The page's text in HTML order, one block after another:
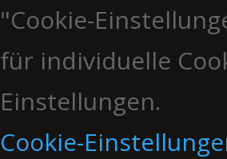
"Cookie-
für individuelle
Einstellungen.
Cookie-